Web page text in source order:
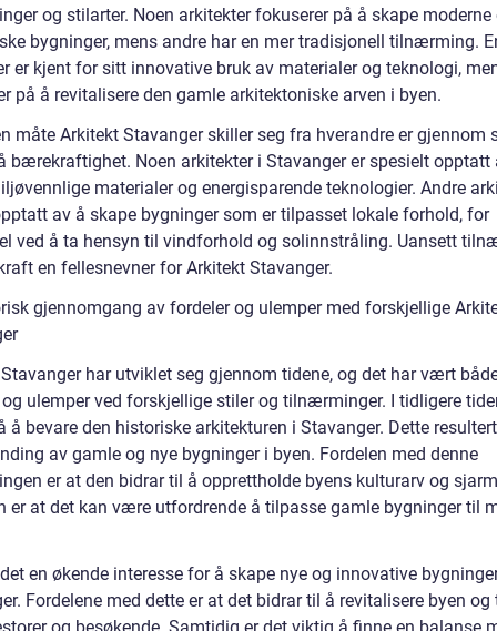
og stilarter. Noen arkitekter fokuserer på å skape moderne
bygninger, mens andre har en mer tradisjonell tilnærming.
er kjent for sitt innovative bruk av materialer og teknologi,
på å revitalisere den gamle arkitektoniske arven i byen.
måte Arkitekt Stavanger skiller seg fra hverandre er gjennom
bærekraftighet. Noen arkitekter i Stavanger er spesielt opptatt
materialer og energisparende teknologier. Andre
av å skape bygninger som er tilpasset lokale forhold, for
ved å ta hensyn til vindforhold og solinnstråling. Uansett
en fellesnevner for Arkitekt Stavanger.
gjennomgang av fordeler og ulemper med forskjellige
har utviklet seg gjennom tidene, og det har vært
ulemper ved forskjellige stiler og tilnærminger. I tidligere
å bevare den historiske arkitekturen i Stavanger. Dette
av gamle og nye bygninger i byen. Fordelen med denne
er at den bidrar til å opprettholde byens kulturarv og
er at det kan være utfordrende å tilpasse gamle bygninger til
en økende interesse for å skape nye og innovative
Fordelene med dette er at det bidrar til å revitalisere byen og
og besøkende. Samtidig er det viktig å finne en balanse